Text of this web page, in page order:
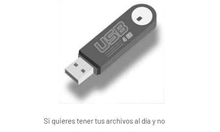
Si quieres tener tus archivos al día y no